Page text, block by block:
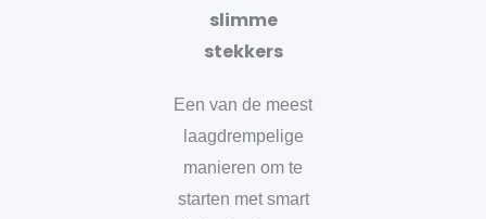
slimme
stekkers
Een van de meest
laagdrempelige
manieren om te
starten met smart